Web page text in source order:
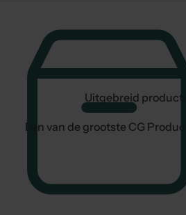
Uitgebreid
Een van de grootste CG